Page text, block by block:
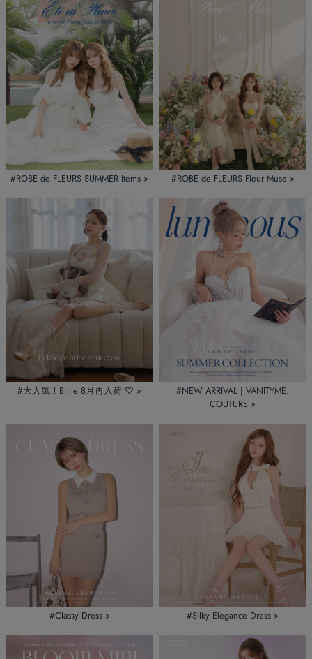
#ROBE de FLEURS SUMMER Items » #ROBE de FLEURS Fleur Muse »
#大人気！Brille 8月再入荷 ♡ »
#NEW ARRIVAL | VANITYME.
COUTURE »
#Classy Dress » #Silky Elegance Dress »